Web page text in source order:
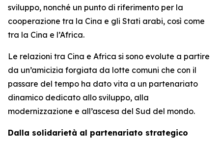
sviluppo, nonché un punto di riferimento per la
cooperazione tra la Cina e gli Stati arabi, così come
tra la Cina e l’Africa.
Le relazioni tra Cina e Africa si sono evolute a partire
da un’amicizia forgiata da lotte comuni che con il
passare del tempo ha dato vita a un partenariato
dinamico dedicato allo sviluppo, alla
modernizzazione e all’ascesa del Sud del mondo.
Dalla solidarietà al partenariato strategico